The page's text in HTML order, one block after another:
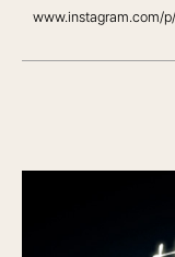
www.instagram.com/